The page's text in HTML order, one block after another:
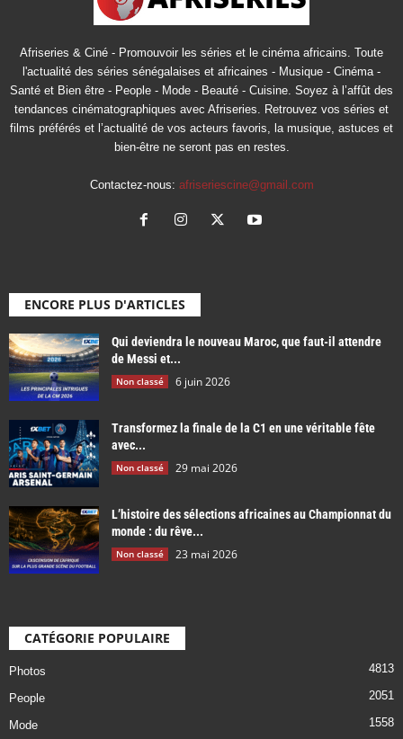
Afriseries & Ciné - Promouvoir les séries et le cinéma africains. Toute
l'actualité des séries sénégalaises et africaines - Musique - Cinéma -
Santé et Bien être - People - Mode - Beauté - Cuisine. Soyez à l’affût des
tendances cinématographiques avec Afriseries. Retrouvez vos séries et
films préférés et l’actualité de vos acteurs favoris, la musique, astuces et
bien-être ne seront pas en restes.
Contactez-nous: afriseriescine@gmail.com
ENCORE PLUS D'ARTICLES
Qui deviendra le nouveau Maroc, que faut-il attendre
de Messi et...
Non classé 6 juin 2026
Transformez la finale de la C1 en une véritable fête
avec...
Non classé 29 mai 2026
L’histoire des sélections africaines au Championnat du
monde : du rêve...
Non classé 23 mai 2026
CATÉGORIE POPULAIRE
Photos 4813
People 2051
Mode 1558